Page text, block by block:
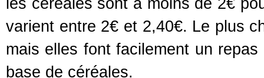
varient entre 2€ et 2,40€. Le plus
mais elles font facilement un
base de céréales.